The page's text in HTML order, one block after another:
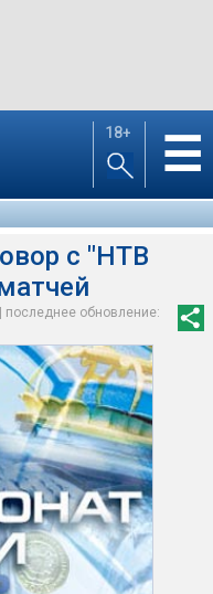
18+ ☰
с "НТВ
последнее обновление: